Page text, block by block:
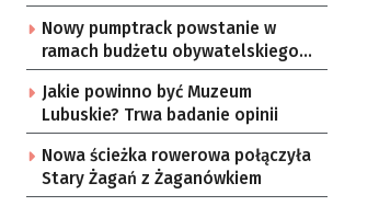
naukowiec, były pracownik CERN w
Genewie, przedsiębiorca i
nauczyciel akademicki, doktor
habilitowany nauk fizycznych,
koordynator Rady Sektorowej ds.
Kompetencji Przemysłu Lotniczo-
Kosmicznego oraz członek
Komitetu Badań Kosmicznych i
Satelitarnych PAN.
Nowy pumptrack powstanie w
ramach budżetu obywatelskiego
Żar
Jakie powinno być Muzeum
Lubuskie? Trwa badanie opinii
Nowa ścieżka rowerowa połączyła
Stary Żagań z Żaganówkiem